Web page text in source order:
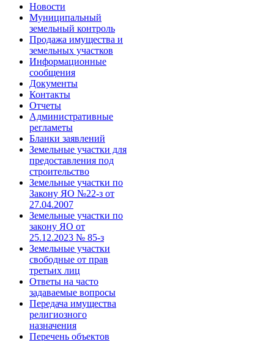
Новости
Муниципальный
земельный контроль
Продажа имущества и
земельных участков
Информационные
сообщения
Документы
Контакты
Отчеты
Административные
регламеты
Бланки заявлений
Земельные участки для
предоставления под
строительство
Земельные участки по
Закону ЯО №22-з от
27.04.2007
Земельные участки по
закону ЯО от
25.12.2023 № 85-з
Земельные участки
свободные от прав
третьих лиц
Ответы на часто
задаваемые вопросы
Передача имущества
религиозного
назначения
Перечень объектов